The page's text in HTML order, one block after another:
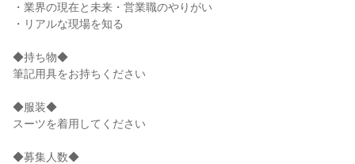
・業界の現在と未来・営業職のやりがい
・リアルな現場を知る
◆持ち物◆
筆記用具をお持ちください
◆服装◆
スーツを着用してください
◆募集人数◆